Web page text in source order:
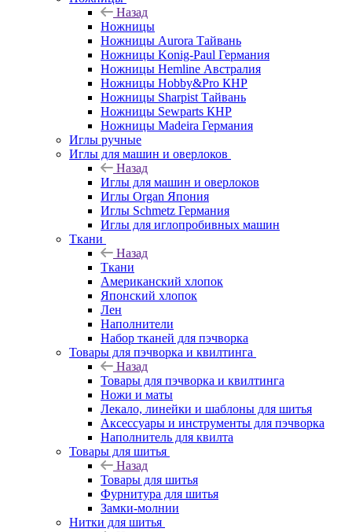
Назад
Ножницы
Ножницы Aurora Тайвань
Ножницы Konig-Paul Германия
Ножницы Hemline Австралия
Ножницы Hobby&Pro КНР
Ножницы Sharpist Тайвань
Ножницы Sewparts КНР
Ножницы Madeira Германия
Иглы ручные
Иглы для машин и оверлоков
Назад
Иглы для машин и оверлоков
Иглы Organ Япония
Иглы Schmetz Германия
Иглы для иглопробивных машин
Ткани
Назад
Ткани
Американский хлопок
Японский хлопок
Лен
Наполнители
Набор тканей для пэчворка
Товары для пэчворка и квилтинга
Назад
Товары для пэчворка и квилтинга
Ножи и маты
Лекало, линейки и шаблоны для шитья
Аксессуары и инструменты для пэчворка
Наполнитель для квилта
Товары для шитья
Назад
Товары для шитья
Фурнитура для шитья
Замки-молнии
Нитки для шитья